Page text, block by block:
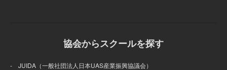
協会からスクールを探す
- JUIDA（一般社団法人日本UAS産業振興協議会）